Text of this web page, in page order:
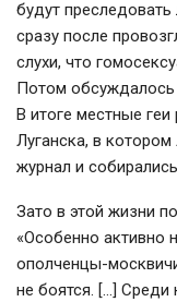
будут
сразу после
слухи, что
Потом обсуждалось
В итоге местные
Луганска, в котором
журнал и
Зато в этой жизни
«Особенно активно
ополченцы-
не боятся. […] Среди